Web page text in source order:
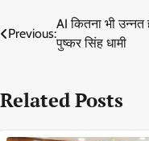
Post
navigation
Previous:
AI कितना भी उन्नत
पुष्कर सिंह धामी
Related Posts